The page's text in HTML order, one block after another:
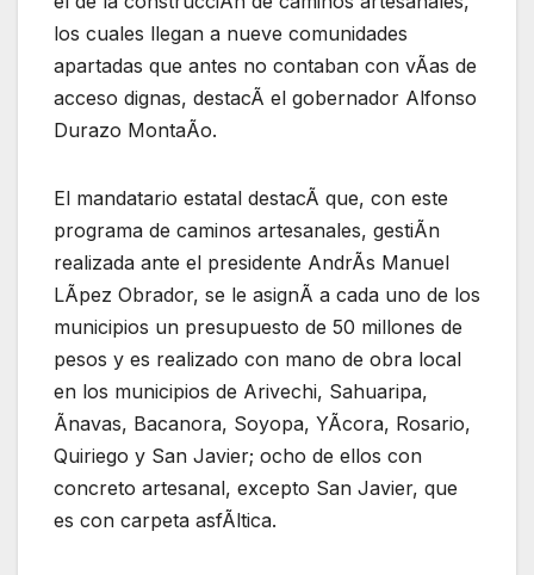
los cuales llegan a nueve comunidades
apartadas que antes no contaban con vÃas de
acceso dignas, destacÃ el gobernador Alfonso
Durazo MontaÃo.
El mandatario estatal destacÃ que, con este
programa de caminos artesanales, gestiÃn
realizada ante el presidente AndrÃs Manuel
LÃpez Obrador, se le asignÃ a cada uno de los
municipios un presupuesto de 50 millones de
pesos y es realizado con mano de obra local
en los municipios de Arivechi, Sahuaripa,
Ãnavas, Bacanora, Soyopa, YÃcora, Rosario,
Quiriego y San Javier; ocho de ellos con
concreto artesanal, excepto San Javier, que
es con carpeta asfÃltica.